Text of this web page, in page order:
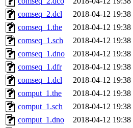
comseq_2.dcl
2018-04-12 19:38
comseq_1.the
2018-04-12 19:38
comseq_1.sch
2018-04-12 19:38
comseq_1.dno
2018-04-12 19:38
comseq_1.dfr
2018-04-12 19:38
comseq_1.dcl
2018-04-12 19:38
comput_1.the
2018-04-12 19:38
comput_1.sch
2018-04-12 19:38
comput_1.dno
2018-04-12 19:38